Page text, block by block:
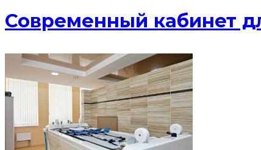
Современный кабинет